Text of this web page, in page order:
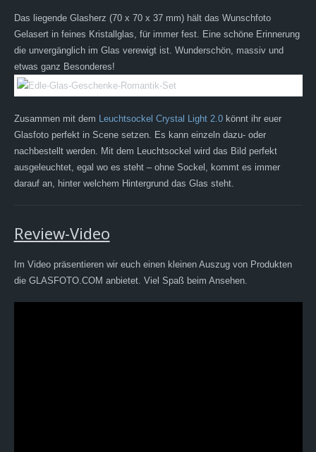
Das liegende Glasherz (70 x 70 x 37 mm) hält das Wunschfoto
Gelasert in feines Kristallglas, für immer fest. Eine schöne Erinnerung
die unvergänglich im Glas verewigt ist. Wunderschön, massiv und
etwas ganz Besonderes!
Zusammen mit dem Leuchtsockel Crystal Light 2.0könnt ihr euer
Glasfoto perfekt in Scene setzen. Es kann einzeln dazu- oder
nachbestellt werden. Mit dem Leuchtsockel wird das Bild perfekt
ausgeleuchtet, egal wo es steht – ohne Sockel, kommt es immer
darauf an, hinter welchem Hintergrund das Glas steht.
Review-Video
Im Video präsentieren wir euch einen kleinen Auszug von Produkten
die GLASFOTO.COM anbietet. Viel Spaß beim Ansehen.